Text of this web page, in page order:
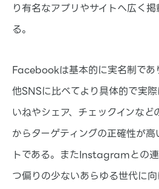
り有名なアプリやサイトへ広く
る。
Facebookは基本的に実名制であ
他SNSに比べてより具体的で実
いねやシェア、チェックインな
からターゲティングの正確性が
トである。またInstagramとの
つ偏りの少ないあらゆる世代に